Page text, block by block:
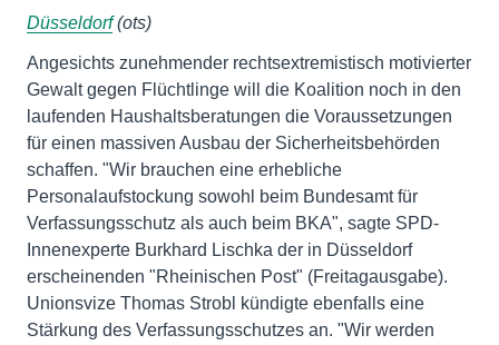
Düsseldorf(ots)
Angesichts zunehmender rechtsextremistisch motivierter
Gewalt gegen Flüchtlinge will die Koalition noch in den
laufenden Haushaltsberatungen die Voraussetzungen
für einen massiven Ausbau der Sicherheitsbehörden
schaffen. "Wir brauchen eine erhebliche
Personalaufstockung sowohl beim Bundesamt für
Verfassungsschutz als auch beim BKA", sagte SPD-
Innenexperte Burkhard Lischka der in Düsseldorf
erscheinenden "Rheinischen Post" (Freitagausgabe).
Unionsvize Thomas Strobl kündigte ebenfalls eine
Stärkung des Verfassungsschutzes an. "Wir werden